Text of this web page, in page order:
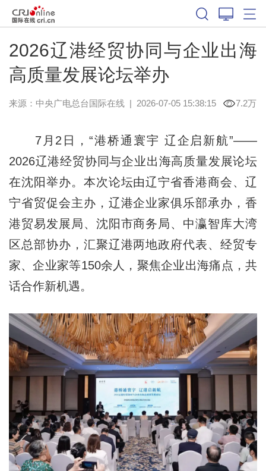
2026辽港经贸协同与企业出海
高质量发展论坛举办
来源：中央广电总台国际在线| 2026-07-05 15:38:15 7.2万
7月2日，“港桥通寰宇 辽企启新航”——
2026辽港经贸协同与企业出海高质量发展论坛
在沈阳举办。本次论坛由辽宁省香港商会、辽
宁省贸促会主办，辽港企业家俱乐部承办，香
港贸易发展局、沈阳市商务局、中瀛智库大湾
区总部协办，汇聚辽港两地政府代表、经贸专
家、企业家等150余人，聚焦企业出海痛点，共
话合作新机遇。